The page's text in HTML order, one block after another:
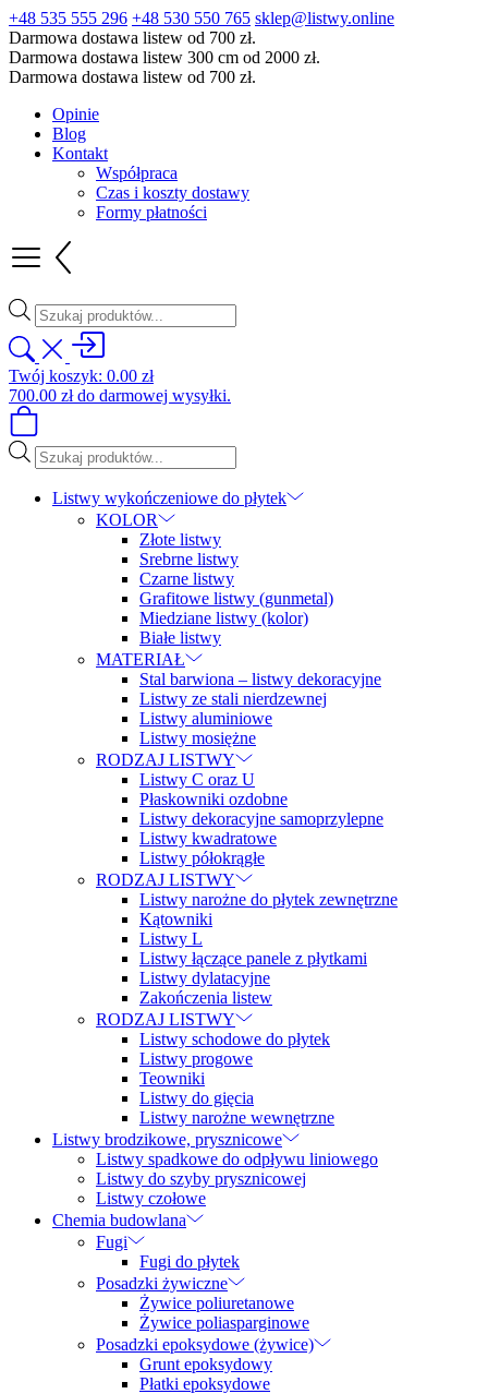
+48 535 555 296 +48 530 550 765 sklep@listwy.online
Darmowa dostawa listew od 700 zł.
Darmowa dostawa listew 300 cm od 2000 zł.
Darmowa dostawa listew od 700 zł.
Opinie
Blog
Kontakt
Współpraca
Czas i koszty dostawy
Formy płatności
Wyszukiwarka
produktów
Twój koszyk: 0.00 zł
700.00 złdo darmowej wysyłki.
Wyszukiwarka
produktów
Listwy wykończeniowe do płytek
KOLOR
Złote listwy
Srebrne listwy
Czarne listwy
Grafitowe listwy (gunmetal)
Miedziane listwy (kolor)
Białe listwy
MATERIAŁ
Stal barwiona – listwy dekoracyjne
Listwy ze stali nierdzewnej
Listwy aluminiowe
Listwy mosiężne
RODZAJ LISTWY
Listwy C oraz U
Płaskowniki ozdobne
Listwy dekoracyjne samoprzylepne
Listwy kwadratowe
Listwy półokrągłe
RODZAJ LISTWY
Listwy narożne do płytek zewnętrzne
Kątowniki
Listwy L
Listwy łączące panele z płytkami
Listwy dylatacyjne
Zakończenia listew
RODZAJ LISTWY
Listwy schodowe do płytek
Listwy progowe
Teowniki
Listwy do gięcia
Listwy narożne wewnętrzne
Listwy brodzikowe, prysznicowe
Listwy spadkowe do odpływu liniowego
Listwy do szyby prysznicowej
Listwy czołowe
Chemia budowlana
Fugi
Fugi do płytek
Posadzki żywiczne
Żywice poliuretanowe
Żywice poliasparginowe
Posadzki epoksydowe (żywice)
Grunt epoksydowy
Płatki epoksydowe